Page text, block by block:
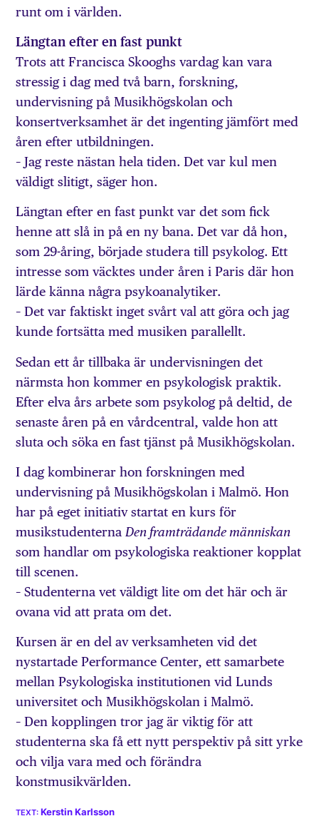
runt om i världen.
Längtan efter en fast punkt
Trots att Francisca Skooghs vardag kan vara
stressig i dag med två barn, forskning,
undervisning på Musikhögskolan och
konsertverksamhet är det ingenting jämfört med
åren efter utbildningen.
– Jag reste nästan hela tiden. Det var kul men
väldigt slitigt, säger hon.
Längtan efter en fast punkt var det som fick
henne att slå in på en ny bana. Det var då hon,
som 29-åring, började studera till psykolog. Ett
intresse som väcktes under åren i Paris där hon
lärde känna några psykoanalytiker.
– Det var faktiskt inget svårt val att göra och jag
kunde fortsätta med musiken parallellt.
Sedan ett år tillbaka är undervisningen det
närmsta hon kommer en psykologisk praktik.
Efter elva års arbete som psykolog på deltid, de
senaste åren på en vårdcentral, valde hon att
sluta och söka en fast tjänst på Musikhögskolan.
I dag kombinerar hon forskningen med
undervisning på Musik­hög­skolan i Malmö. Hon
har på eget initiativ startat en kurs för
musikstudenterna Den framträdande människan
som handlar om psykologiska reaktioner kopplat
till scenen.
– Studenterna vet väldigt lite om det här och är
ovana vid att prata om det.
Kursen är en del av verksam­heten vid det
nystartade Performance Center, ett samarbete
mellan Psykologiska institutionen vid Lunds
universitet och Musik­högskolan i Malmö.
– Den kopplingen tror jag är viktig för att
studenterna ska få ett nytt perspektiv på sitt yrke
och vilja vara med och förändra
konstmusikvärlden.
Kerstin Karlsson